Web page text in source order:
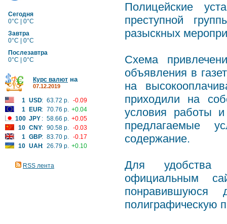
Сегодня
0°C | 0°C
Завтра
0°C | 0°C
Послезавтра
0°C | 0°C
Курс валют на
07.12.2019
1 USD: 63.72 р. -0.09
1
EUR: 70.76 р. +0.04
100 JPY : 58.66 р. +0.05
10 CNY: 90.58 р. -0.03
1 GBP: 83.70 р. -0.17
10 UAH: 26.79 р. +0.10
RSS лента
Полицейские
преступной
разыскных
Схема
объявления в
на
приходили на
условия работы
предлагаемые
содержание.
Для удобства
официальным
понравившуюся
полиграфическую